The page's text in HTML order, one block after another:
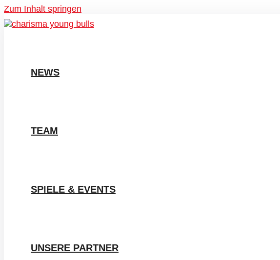
Zum Inhalt springen
NEWS
TEAM
SPIELE & EVENTS
UNSERE PARTNER